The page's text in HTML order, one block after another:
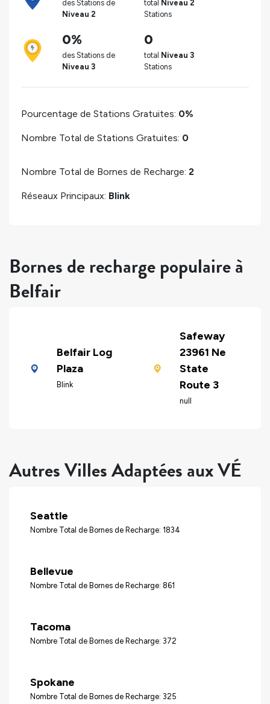
des Stations de
Niveau 2
total Niveau 2
Stations
0%
des Stations de
Niveau 3
0
total Niveau 3
Stations
Pourcentage de Stations Gratuites: 0%
Nombre Total de Stations Gratuites: 0
Nombre Total de Bornes de Recharge: 2
Réseaux Principaux: Blink
Bornes de recharge populaire à
Belfair
Belfair Log
Plaza
Blink
Safeway
23961 Ne
State
Route 3
null
Autres Villes Adaptées aux VÉ
Seattle
Nombre Total de Bornes de Recharge: 1834
Bellevue
Nombre Total de Bornes de Recharge: 861
Tacoma
Nombre Total de Bornes de Recharge: 372
Spokane
Nombre Total de Bornes de Recharge: 325